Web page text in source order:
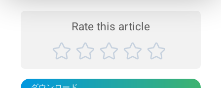
発 など） サンプル： 界面活性剤ミセル（Tween 20、SDS） 測定対
象： 粒子径 測定技術： 動的光散乱法（Dynamic Lig...
Rate this article